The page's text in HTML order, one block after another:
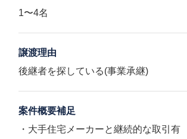
1〜4名
譲渡理由
後継者を探している(事業承継)
案件概要補足
・大手住宅メーカーと継続的な取引有